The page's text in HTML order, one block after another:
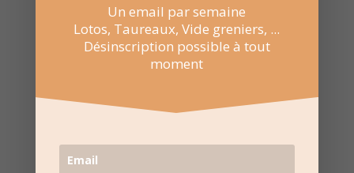
29 Déc 2024
17:30 au 20:30
Un email par semaine
Lotos, Taureaux, Vide greniers, ...
Désinscription possible à tout
moment